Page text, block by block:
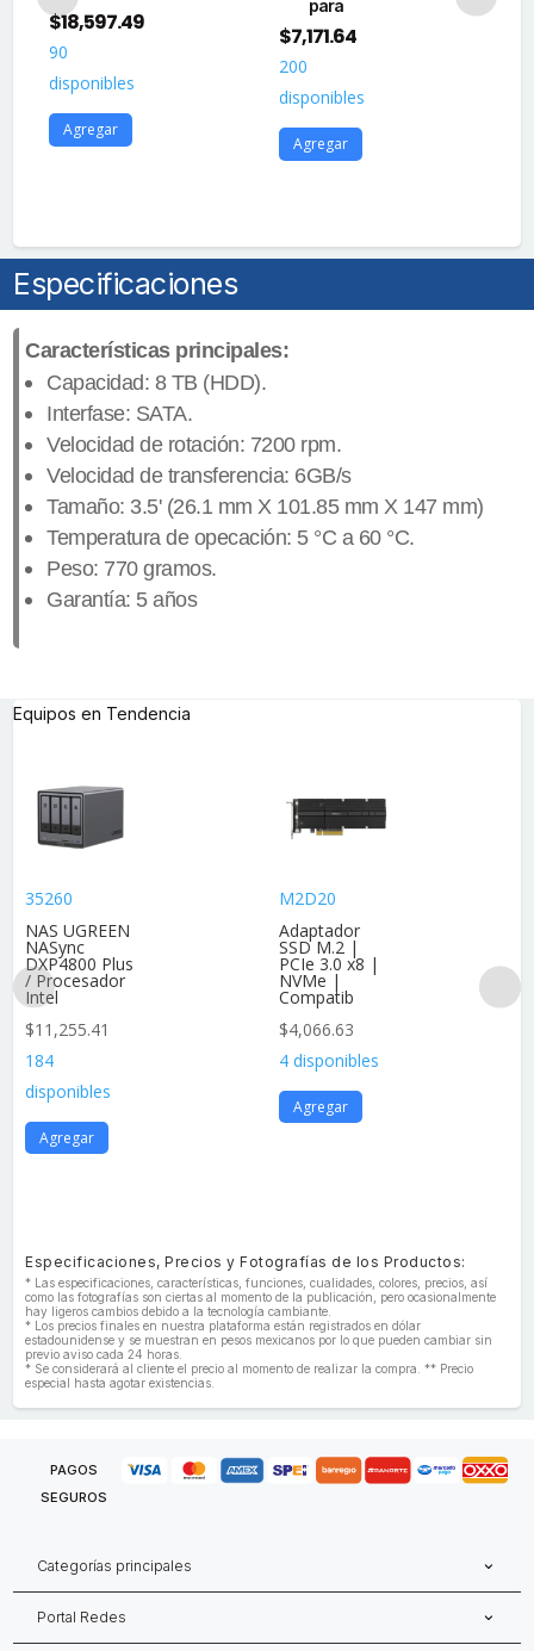
$18,597.49
90
disponibles
Agregar
para
$7,171.64
200
disponibles
Agregar
Especificaciones
Características principales:
Capacidad: 8 TB (HDD).
Interfase: SATA.
Velocidad de rotación: 7200 rpm.
Velocidad de transferencia: 6GB/s
Tamaño: 3.5' (26.1 mm X 101.85 mm X 147 mm)
Temperatura de opecación: 5 °C a 60 °C.
Peso: 770 gramos.
Garantía: 5 años
Equipos en Tendencia
35260
NAS UGREEN
NASync
DXP4800 Plus
/ Procesador
Intel
$11,255.41
184
disponibles
Agregar
M2D20
Adaptador
SSD M.2 |
PCIe 3.0 x8 |
NVMe |
Compatib
$4,066.63
4 disponibles
Agregar
Especificaciones, Precios y Fotografías de los Productos:
* Las especificaciones, características, funciones, cualidades, colores, precios, así
como las fotografías son ciertas al momento de la publicación, pero ocasionalmente
hay ligeros cambios debido a la tecnología cambiante.
* Los precios finales en nuestra plataforma están registrados en dólar
estadounidense y se muestran en pesos mexicanos por lo que pueden cambiar sin
previo aviso cada 24 horas.
* Se considerará al cliente el precio al momento de realizar la compra. ** Precio
especial hasta agotar existencias.
PAGOS
SEGUROS
Categorías principales
Portal Redes